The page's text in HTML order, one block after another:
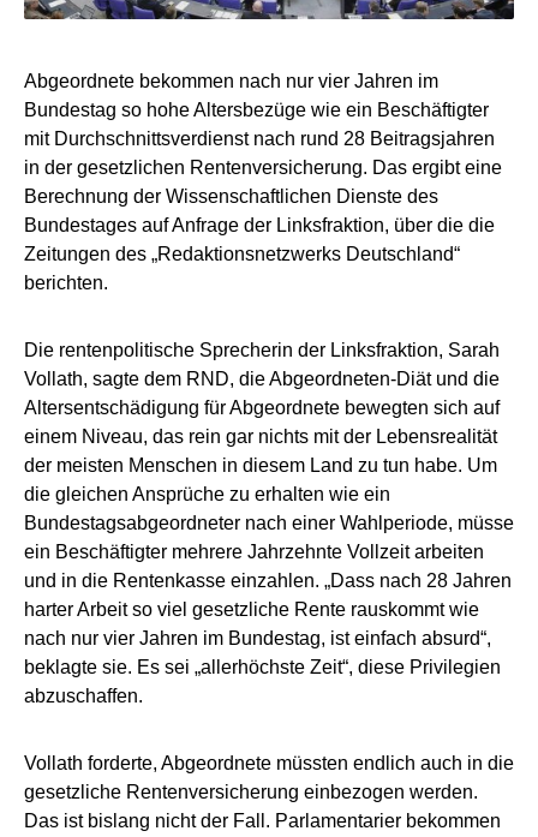
Abgeordnete bekommen nach nur vier Jahren im
Bundestag so hohe Altersbezüge wie ein Beschäftigter
mit Durchschnittsverdienst nach rund 28 Beitragsjahren
in der gesetzlichen Rentenversicherung. Das ergibt eine
Berechnung der Wissenschaftlichen Dienste des
Bundestages auf Anfrage der Linksfraktion, über die die
Zeitungen des „Redaktionsnetzwerks Deutschland“
berichten.
Die rentenpolitische Sprecherin der Linksfraktion, Sarah
Vollath, sagte dem RND, die Abgeordneten-Diät und die
Altersentschädigung für Abgeordnete bewegten sich auf
einem Niveau, das rein gar nichts mit der Lebensrealität
der meisten Menschen in diesem Land zu tun habe. Um
die gleichen Ansprüche zu erhalten wie ein
Bundestagsabgeordneter nach einer Wahlperiode, müsse
ein Beschäftigter mehrere Jahrzehnte Vollzeit arbeiten
und in die Rentenkasse einzahlen. „Dass nach 28 Jahren
harter Arbeit so viel gesetzliche Rente rauskommt wie
nach nur vier Jahren im Bundestag, ist einfach absurd“,
beklagte sie. Es sei „allerhöchste Zeit“, diese Privilegien
abzuschaffen.
Vollath forderte, Abgeordnete müssten endlich auch in die
gesetzliche Rentenversicherung einbezogen werden.
Das ist bislang nicht der Fall. Parlamentarier bekommen